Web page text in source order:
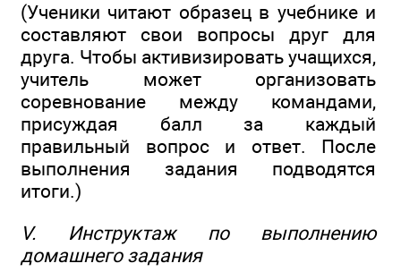
(Ученики читают образец в учебнике и
составляют свои вопросы друг для
друга. Чтобы активизировать учащихся,
учитель может организовать
соревнование между командами,
присуждая балл за каждый
правильный вопрос и ответ. После
выполнения задания подводятся
итоги.)
V. Инструктаж по выполнению
домашнего задания